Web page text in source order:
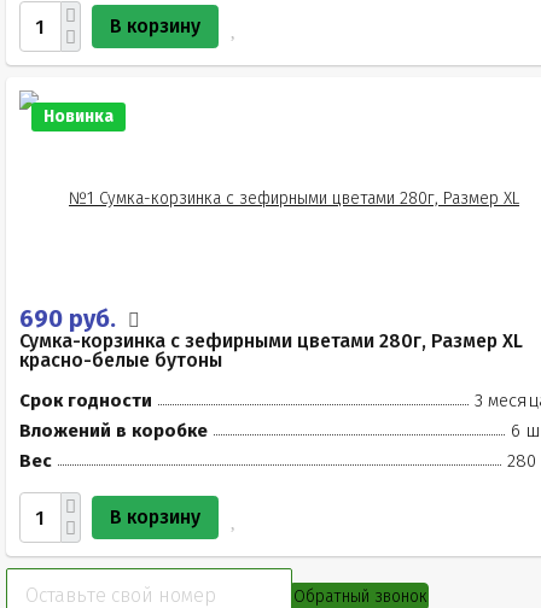
В корзину
Новинка
690 руб.
Сумка-корзинка с зефирными цветами 280г, Размер XL
красно-белые бутоны
Срок годности
3
Вложений в коробке
6
Вес
280
В корзину
Обратный звонок